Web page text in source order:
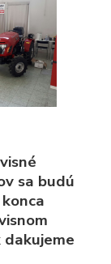
sa budú
dakujeme